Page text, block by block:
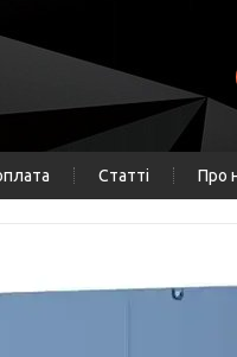
Статті Про